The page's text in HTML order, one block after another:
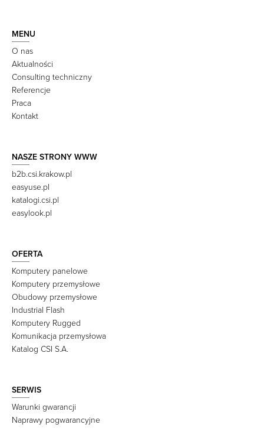
MENU
O nas
Aktualności
Consulting techniczny
Referencje
Praca
Kontakt
NASZE STRONY WWW
b2b.csi.krakow.pl
easyuse.pl
katalogi.csi.pl
easylook.pl
OFERTA
Komputery panelowe
Komputery przemysłowe
Obudowy przemysłowe
Industrial Flash
Komputery Rugged
Komunikacja przemysłowa
Katalog CSI S.A.
SERWIS
Warunki gwarancji
Naprawy pogwarancyjne